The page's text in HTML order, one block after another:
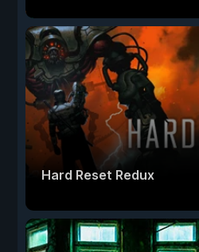
Hard Reset Redux